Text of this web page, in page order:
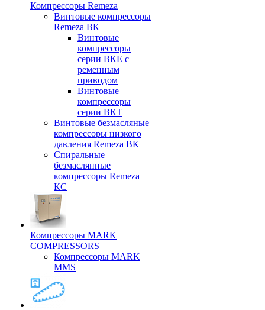
Компрессоры Remeza
Винтовые компрессоры
Remeza ВК
Винтовые
компрессоры
серии ВКЕ с
ременным
приводом
Винтовые
компрессоры
серии ВКТ
Винтовые безмасляные
компрессоры низкого
давления Remeza ВК
Спиральные
безмаслянные
компрессоры Remeza
КС
Компрессоры MARK
COMPRESSORS
Компрессоры MARK
MMS